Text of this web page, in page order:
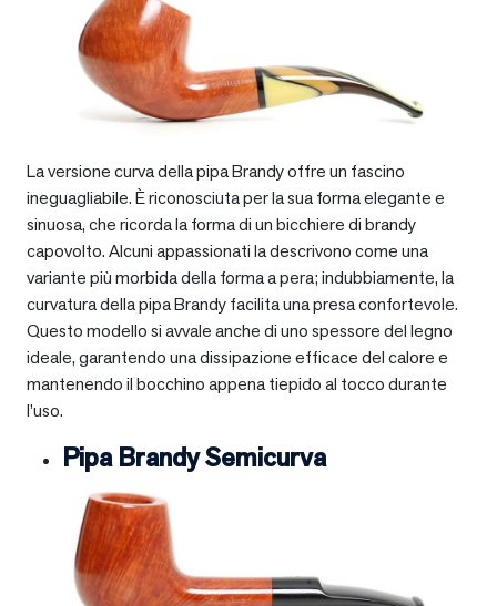
La versione curva della pipa Brandy offre un fascino
ineguagliabile. È riconosciuta per la sua forma elegante e
sinuosa, che ricorda la forma di un bicchiere di brandy
capovolto. Alcuni appassionati la descrivono come una
variante più morbida della forma a pera; indubbiamente, la
curvatura della pipa Brandy facilita una presa confortevole.
Questo modello si avvale anche di uno spessore del legno
ideale, garantendo una dissipazione efficace del calore e
mantenendo il bocchino appena tiepido al tocco durante
l’uso.
Pipa Brandy Semicurva